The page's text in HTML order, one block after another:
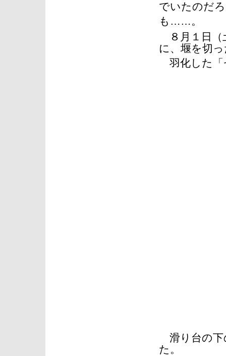
でいたのだ
も……。
８月１日（
に、堰を切
羽化した「
滑り台の下
た。